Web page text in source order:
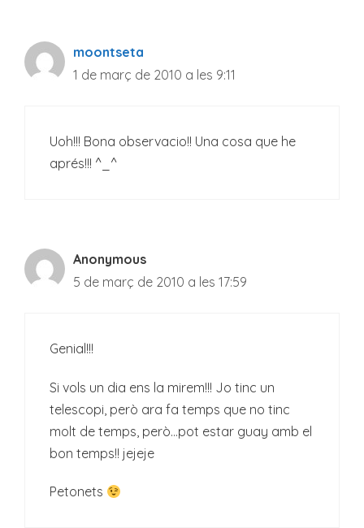
moontseta
1 de març de 2010 a les 9:11
Uoh!!! Bona observacio!! Una cosa que he
aprés!!! ^_^
Anonymous
5 de març de 2010 a les 17:59
Genial!!!
Si vols un dia ens la mirem!!! Jo tinc un
telescopi, però ara fa temps que no tinc
molt de temps, però…pot estar guay amb el
bon temps!! jejeje
Petonets